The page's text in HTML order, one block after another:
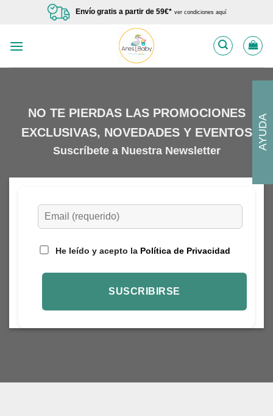
Envío gratis a partir de 59€* ver condiciones aquí
NO TE PIERDAS LAS PROMOCIONES
EXCLUSIVAS, NOVEDADES Y EVENTOS
Suscríbete a Nuestra Newsletter
He leído y acepto la Política de Privacidad
AYUDA